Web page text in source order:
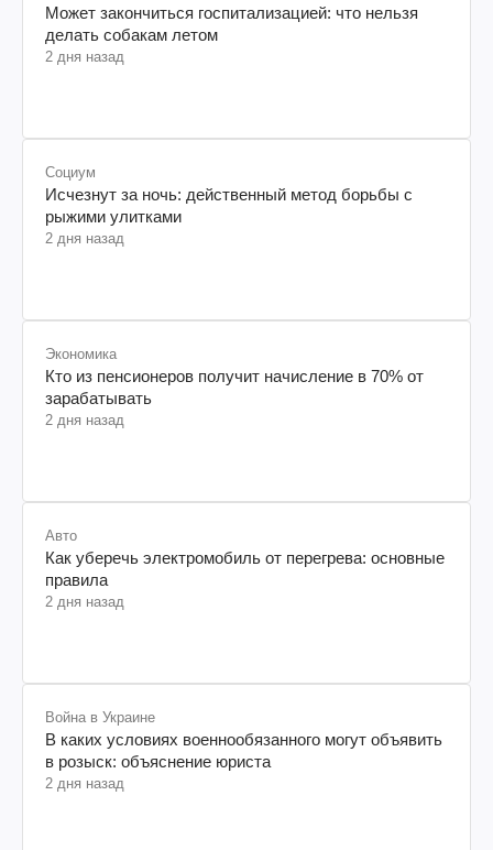
Может закончиться госпитализацией: что нельзя
делать собакам летом
2 дня назад
Социум
Исчезнут за ночь: действенный метод борьбы с
рыжими улитками
2 дня назад
Экономика
Кто из пенсионеров получит начисление в 70% от
зарабатывать
2 дня назад
Авто
Как уберечь электромобиль от перегрева: основные
правила
2 дня назад
Война в Украине
В каких условиях военнообязанного могут объявить
в розыск: объяснение юриста
2 дня назад